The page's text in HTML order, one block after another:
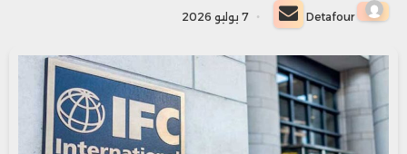
Detafour
أرسل
بريدا
إلكترونيا
7 يوليو 2026